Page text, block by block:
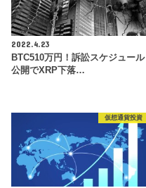
2022.4.23
BTC510万円！訴訟スケジュール
公開でXRP下落…
仮想通貨投資